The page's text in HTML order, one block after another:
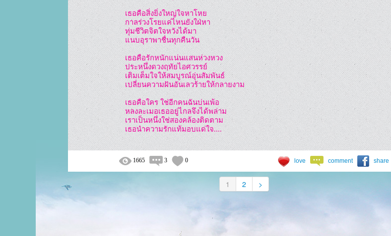
เธอคือสิ่งยิ่งใหญ่ใจหาโหย
กาลร่วงโรยแค่ไหนยังใฝ่หา
ทุ่มชีวิตจิตใจหวังได้มา
แนบอุราพาชื่นทุกคืนวัน
เธอคือรักหนักแน่นแสนห่วงหวง
ประหนึ่งดวงฤทัยไอศวรรย์
เติมเต็มใจให้สมบูรณ์อุ่นสัมพันธ์
เปลี่ยนความฝันอันเลวร้ายให้กลายงาม
เธอคือใคร ใช่อีกคนฉันบ่นเพ้อ
หลงละเมอเธออยู่ไกลจึงได้พล่าม
เราเป็นหนึ่งใช่สองคล้องติดตาม
เธอนำความรักแท้มอบแด่ใจ....
1665 3 0 love comment share
1 2 >